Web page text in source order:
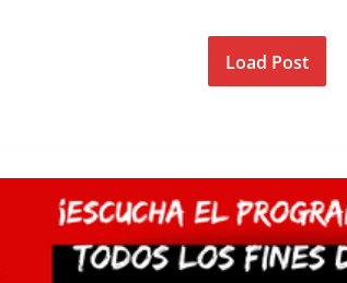
Load Post